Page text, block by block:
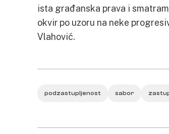
ista građanska prava i
okvir po uzoru na neke
Vlahović.
podzastupljenost sabor